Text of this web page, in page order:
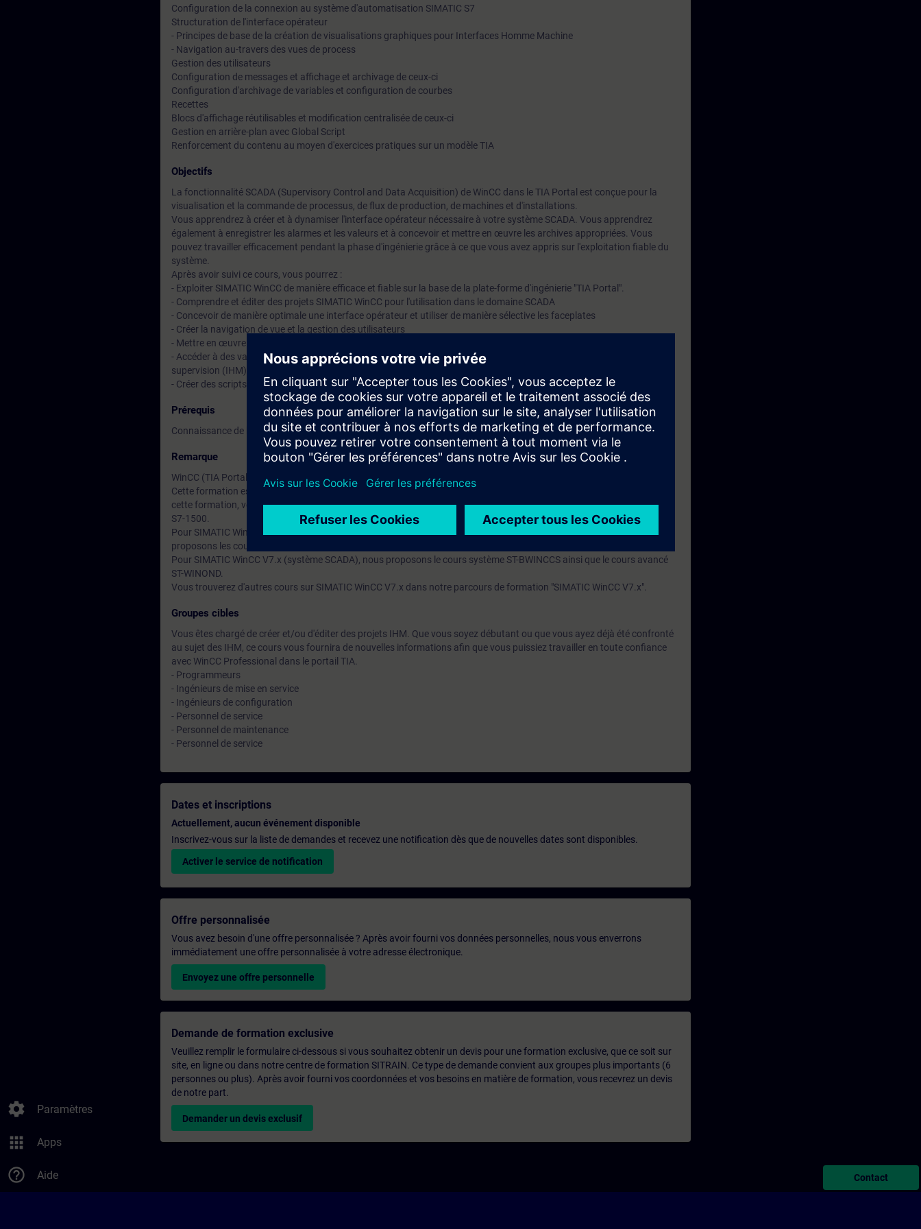
settings Paramètres
apps Apps
help_outline Aide
Configuration de la connexion au système d'automatisation SIMATIC S7
Structuration de l'interface opérateur
- Principes de base de la création de visualisations graphiques pour Interfaces Homme Machine
- Navigation au-travers des vues de process
Gestion des utilisateurs
Configuration de messages et affichage et archivage de ceux-ci
Configuration d'archivage de variables et configuration de courbes
Recettes
Blocs d'affichage réutilisables et modification centralisée de ceux-ci
Gestion en arrière-plan avec Global Script
Renforcement du contenu au moyen d'exercices pratiques sur un modèle TIA
Objectifs
La fonctionnalité SCADA (Supervisory Control and Data Acquisition) de WinCC dans le TIA Portal est conçue pour la
visualisation et la commande de processus, de flux de production, de machines et d'installations.
Vous apprendrez à créer et à dynamiser l'interface opérateur nécessaire à votre système SCADA. Vous apprendrez
également à enregistrer les alarmes et les valeurs et à concevoir et mettre en œuvre les archives appropriées. Vous
pouvez travailler efficacement pendant la phase d'ingénierie grâce à ce que vous avez appris sur l'exploitation fiable du
système.
Après avoir suivi ce cours, vous pourrez :
- Exploiter SIMATIC WinCC de manière efficace et fiable sur la base de la plate-forme d'ingénierie "TIA Portal".
- Comprendre et éditer des projets SIMATIC WinCC pour l'utilisation dans le domaine SCADA
- Concevoir de manière optimale une interface opérateur et utiliser de manière sélective les faceplates
- Créer la navigation de vue et la gestion des utilisateurs
- Mettre en œuvre des concepts d'enregistrement pour les avertissements, les alarmes et les valeurs mesurées
- Accéder à des valeurs spécifiques du SIMATIC S7, les afficher et les traiter dans le système de commande et de
supervision (IHM)
- Créer des scripts définis par l'utilisateur
Prérequis
Connaissance de base des techniques d'automatisation
Remarque
WinCC (TIA Portal) est généralement divisé en deux parties : le domaine des machines et les systèmes SCADA.
Cette formation est réalisée avec SIMATIC WinCC Professional (système SCADA basé sur TIA Portal). Dans le cadre de
cette formation, vous travaillerez avec un système WinCC Professional monoposte qui communique avec un SIMATIC
S7-1500.
Pour SIMATIC WinCC Comfort et SIMATIC WinCC Advanced (les deux produits sont basés sur TIA Portal), nous
proposons les cours TIA-WCCM et TIA-WCCM2.
Pour SIMATIC WinCC V7.x (système SCADA), nous proposons le cours système ST-BWINCCS ainsi que le cours avancé
ST-WINOND.
Vous trouverez d'autres cours sur SIMATIC WinCC V7.x dans notre parcours de formation "SIMATIC WinCC V7.x".
Groupes cibles
Vous êtes chargé de créer et/ou d'éditer des projets IHM. Que vous soyez débutant ou que vous ayez déjà été confronté
au sujet des IHM, ce cours vous fournira de nouvelles informations afin que vous puissiez travailler en toute confiance
avec WinCC Professional dans le portail TIA.
- Programmeurs
- Ingénieurs de mise en service
- Ingénieurs de configuration
- Personnel de service
- Personnel de maintenance
- Personnel de service
Dates et inscriptions
Actuellement, aucun événement disponible
Inscrivez-vous sur la liste de demandes et recevez une notification dès que de nouvelles dates sont disponibles.
Activer le service de notification
Offre personnalisée
Vous avez besoin d'une offre personnalisée ? Après avoir fourni vos données personnelles, nous vous enverrons
immédiatement une offre personnalisée à votre adresse électronique.
Envoyez une offre personnelle
Demande de formation exclusive
Veuillez remplir le formulaire ci-dessous si vous souhaitez obtenir un devis pour une formation exclusive, que ce soit sur
site, en ligne ou dans notre centre de formation SITRAIN. Ce type de demande convient aux groupes plus importants (6
personnes ou plus). Après avoir fourni vos coordonnées et vos besoins en matière de formation, vous recevrez un devis
de notre part.
Demander un devis exclusif
Contact